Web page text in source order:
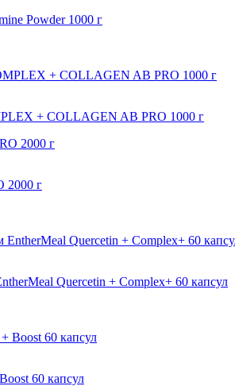
Powder 1000 г
+ COLLAGEN AB PRO 1000 г
2000 г
Quercetin + Complex+ 60 капсул
60 капсул